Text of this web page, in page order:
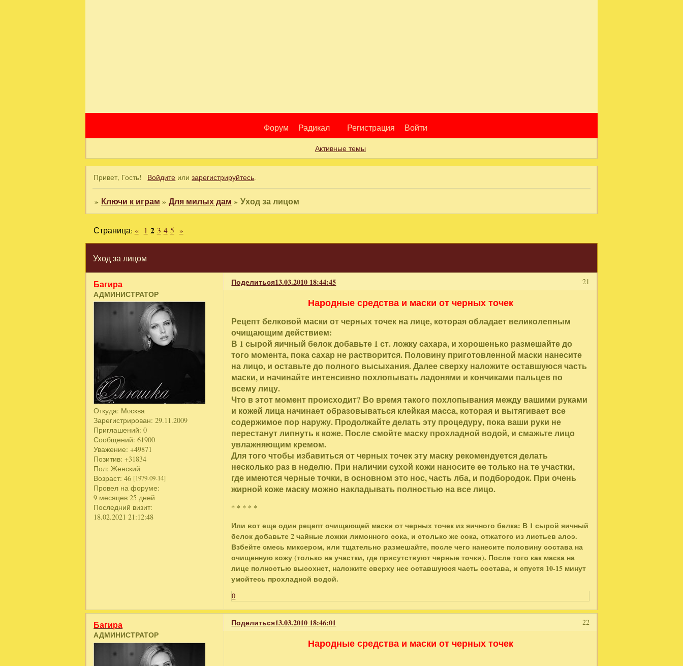
Форум Радикал Регистрация Войти
Активные темы
Привет, Гость! Войдите илизарегистрируйтесь.
» Ключи к играм » Для милых дам » Уход за лицом
Уход за лицом
Страница: « 1 2 3 4 5 »
Поделиться 21
13.03.2010 18:44:45
Багира
АДМИНИСТРАТОР
Откуда: Мoсква
Зарегистрирован: 29.11.2009
Приглашений: 0
Сообщений: 61900
Уважение: +49871
Позитив: +31834
Пол: Женский
Возраст: 46 [1979-09-14]
Провел на форуме:
9 месяцев 25 дней
Последний визит:
18.02.2021 21:12:48
Народные средства и маски от черных точек
Рецепт белковой маски от черных точек на лице, которая обладает великолепным
очищающим действием:
В 1 сырой яичный белок добавьте 1 ст. ложку сахара, и хорошенько размешайте до
того момента, пока сахар не растворится. Половину приготовленной маски нанесите
на лицо, и оставьте до полного высыхания. Далее сверху наложите оставшуюся часть
маски, и начинайте интенсивно похлопывать ладонями и кончиками пальцев по
всему лицу.
Что в этот момент происходит? Во время такого похлопывания между вашими руками
и кожей лица начинает образовываться клейкая масса, которая и вытягивает все
содержимое пор наружу. Продолжайте делать эту процедуру, пока ваши руки не
перестанут липнуть к коже. После смойте маску прохладной водой, и смажьте лицо
увлажняющим кремом.
Для того чтобы избавиться от черных точек эту маску рекомендуется делать
несколько раз в неделю. При наличии сухой кожи наносите ее только на те участки,
где имеются черные точки, в основном это нос, часть лба, и подбородок. При очень
жирной коже маску можно накладывать полностью на все лицо.
* * * * *
Или вот еще один рецепт очищающей маски от черных точек из яичного белка: В 1 сырой яичный
белок добавьте 2 чайные ложки лимонного сока, и столько же сока, отжатого из листьев алоэ.
Взбейте смесь миксером, или тщательно размешайте, после чего нанесите половину состава на
очищенную кожу (только на участки, где присутствуют черные точки). После того как маска на
лице полностью высохнет, наложите сверху нее оставшуюся часть состава, и спустя 10-15 минут
умойтесь прохладной водой.
0
Поделиться 22
13.03.2010 18:46:01
Багира
АДМИНИСТРАТОР
Народные средства и маски от черных точек